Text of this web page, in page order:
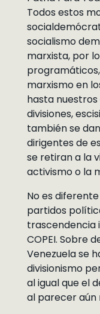
Todos estos
socialismo
marxista, por
marxismo en
hasta nuestros
divisiones,
también se
dirigentes de
se retiran a la
activismo o la
No es
partidos
trascendencia
COPEI. Sobre
Venezuela se
divisionismo
al igual que el
al parecer aún